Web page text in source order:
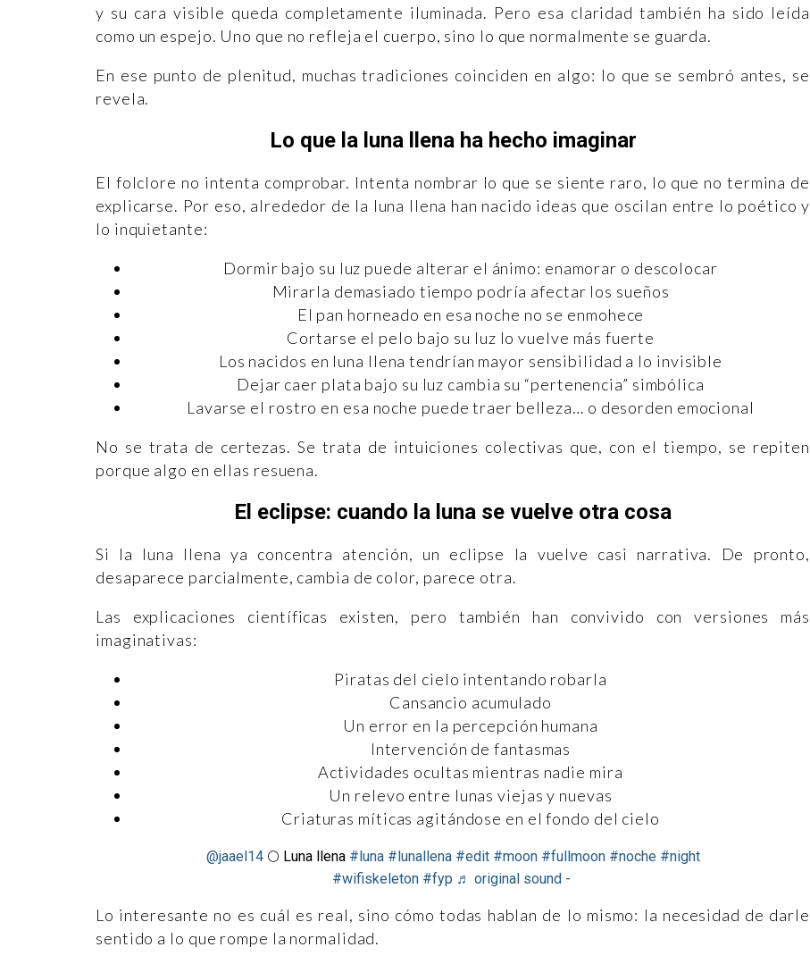
y su cara visible queda completamente iluminada. Pero esa claridad también ha sido leída
como un espejo. Uno que no refleja el cuerpo, sino lo que normalmente se guarda.
En ese punto de plenitud, muchas tradiciones coinciden en algo: lo que se sembró antes, se
revela.
Lo que la luna llena ha hecho imaginar
El folclore no intenta comprobar. Intenta nombrar lo que se siente raro, lo que no termina de
explicarse. Por eso, alrededor de la luna llena han nacido ideas que oscilan entre lo poético y
lo inquietante:
Dormir bajo su luz puede alterar el ánimo: enamorar o descolocar
Mirarla demasiado tiempo podría afectar los sueños
El pan horneado en esa noche no se enmohece
Cortarse el pelo bajo su luz lo vuelve más fuerte
Los nacidos en luna llena tendrían mayor sensibilidad a lo invisible
Dejar caer plata bajo su luz cambia su “pertenencia” simbólica
Lavarse el rostro en esa noche puede traer belleza… o desorden emocional
No se trata de certezas. Se trata de intuiciones colectivas que, con el tiempo, se repiten
porque algo en ellas resuena.
El eclipse: cuando la luna se vuelve otra cosa
Si la luna llena ya concentra atención, un eclipse la vuelve casi narrativa. De pronto,
desaparece parcialmente, cambia de color, parece otra.
Las explicaciones científicas existen, pero también han convivido con versiones más
imaginativas:
Piratas del cielo intentando robarla
Cansancio acumulado
Un error en la percepción humana
Intervención de fantasmas
Actividades ocultas mientras nadie mira
Un relevo entre lunas viejas y nuevas
Criaturas míticas agitándose en el fondo del cielo
@jaael14🌕 Luna llena #luna #lunallena #edit #moon #fullmoon #noche #night
#wifiskeleton #fyp ♬ original sound - ￶
Lo interesante no es cuál es real, sino cómo todas hablan de lo mismo: la necesidad de darle
sentido a lo que rompe la normalidad.